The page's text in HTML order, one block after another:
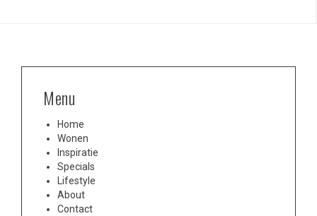
Menu
Home
Wonen
Inspiratie
Specials
Lifestyle
About
Contact